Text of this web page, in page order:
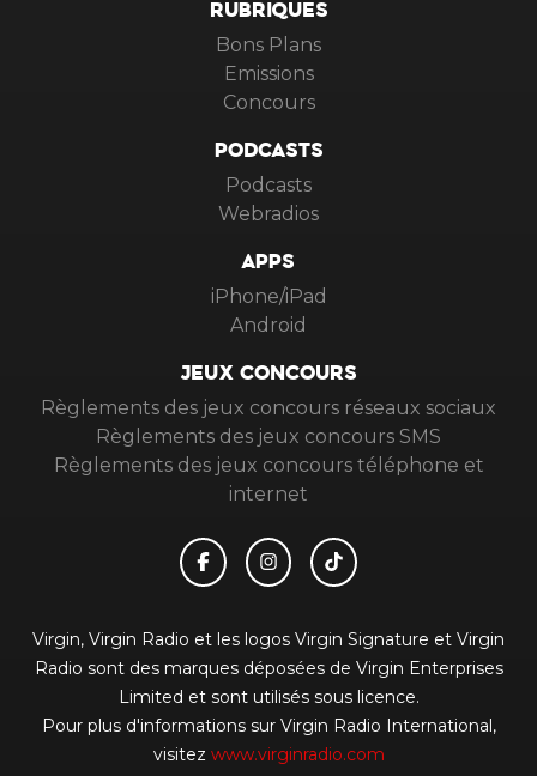
RUBRIQUES
Bons Plans
Emissions
Concours
PODCASTS
Podcasts
Webradios
APPS
iPhone/iPad
Android
JEUX CONCOURS
Règlements des jeux concours réseaux sociaux
Règlements des jeux concours SMS
Règlements des jeux concours téléphone et
internet
Virgin, Virgin Radio et les logos Virgin Signature et Virgin
Radio sont des marques déposées de Virgin Enterprises
Limited et sont utilisés sous licence.
Pour plus d'informations sur Virgin Radio International,
visitez www.virginradio.com